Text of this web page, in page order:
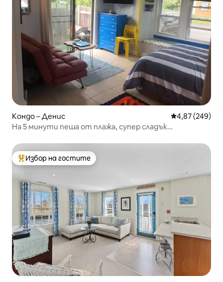
Кондо – Денис Средна
4,87 (249)
На 5 минути пеша от плажа, супер сладък
Най-популярен избор на гостите
Избор на гостите